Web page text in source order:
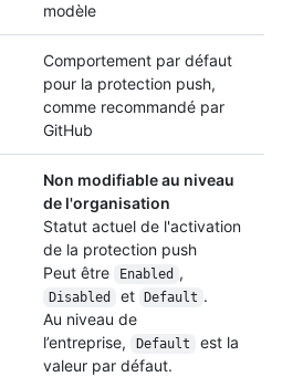
modèle
Comportement par défaut
pour la protection push,
comme recommandé par
GitHub
Non modifiable au niveau
de l'organisation
Statut actuel de l'activation
de la protection push
Peut être
Enabled ,
Disabled et Default .
Au niveau de
l’entreprise,
Default
est la
valeur par défaut.